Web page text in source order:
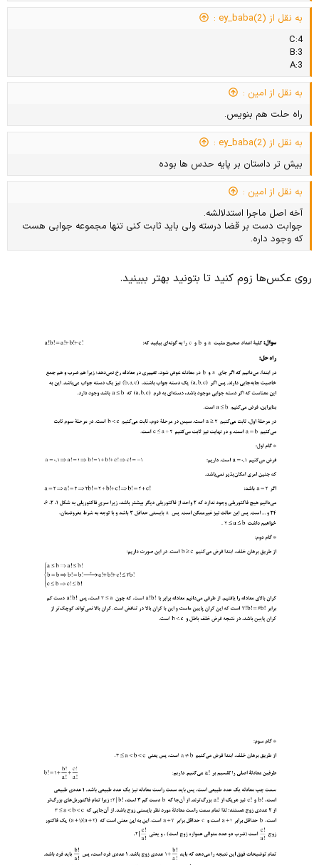
به نقل از ey_baba(2) :
C:4
B:3
A:3
به نقل از امین :
راه حلت هم بنویس‌.
به نقل از ey_baba(2) :
بیش تر داستان بر پایه حدس ها بوده
به نقل از امین :
آخه اصل ماجرا استدلالشه.
جوابت دست بر قضا درسته ولی باید ثابت کنی تنها مجموعه جوابی هست
که وجود داره.
روی عکس‌ها زوم کنید تا بتونید بهتر ببینید.